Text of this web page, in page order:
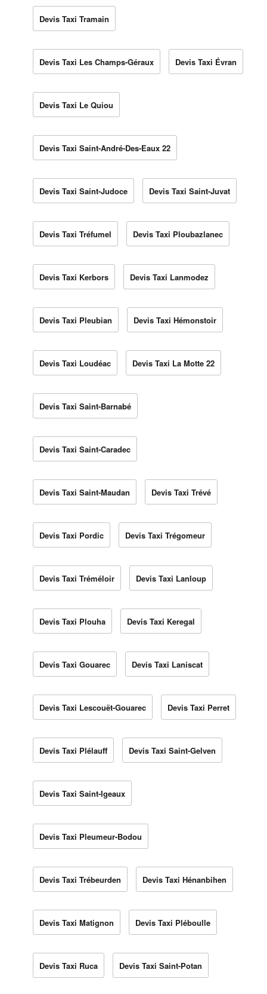
Devis Taxi Tramain
Devis Taxi Les Champs-Géraux Devis Taxi Évran
Devis Taxi Le Quiou
Devis Taxi Saint-André-Des-Eaux 22
Devis Taxi Saint-Judoce Devis Taxi Saint-Juvat
Devis Taxi Tréfumel Devis Taxi Ploubazlanec
Devis Taxi Kerbors Devis Taxi Lanmodez
Devis Taxi Pleubian Devis Taxi Hémonstoir
Devis Taxi Loudéac Devis Taxi La Motte 22
Devis Taxi Saint-Barnabé
Devis Taxi Saint-Caradec
Devis Taxi Saint-Maudan Devis Taxi Trévé
Devis Taxi Pordic Devis Taxi Trégomeur
Devis Taxi Tréméloir Devis Taxi Lanloup
Devis Taxi Plouha Devis Taxi Keregal
Devis Taxi Gouarec Devis Taxi Laniscat
Devis Taxi Lescouët-Gouarec Devis Taxi Perret
Devis Taxi Plélauff Devis Taxi Saint-Gelven
Devis Taxi Saint-Igeaux
Devis Taxi Pleumeur-Bodou
Devis Taxi Trébeurden Devis Taxi Hénanbihen
Devis Taxi Matignon Devis Taxi Pléboulle
Devis Taxi Ruca Devis Taxi Saint-Potan